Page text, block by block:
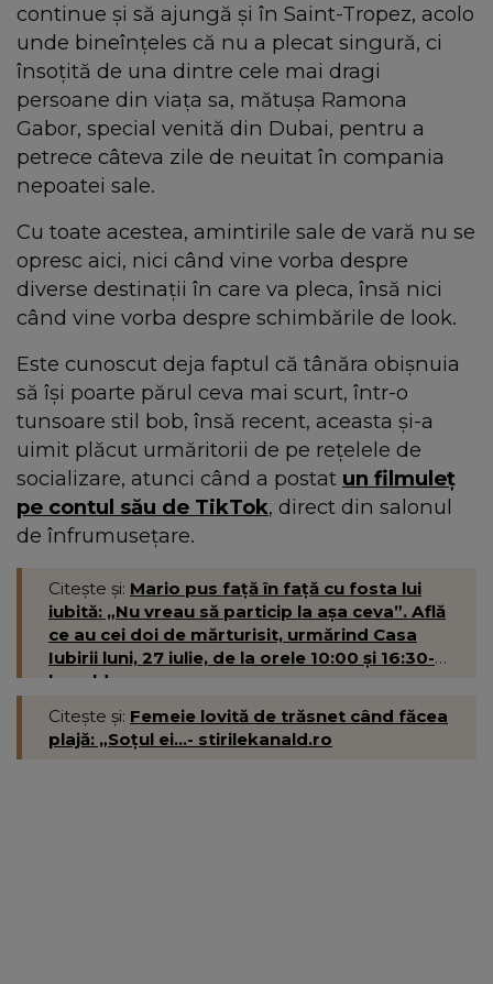
continue și să ajungă și în Saint-Tropez, acolo
unde bineînțeles că nu a plecat singură, ci
însoțită de una dintre cele mai dragi
persoane din viața sa, mătușa Ramona
Gabor, special venită din Dubai, pentru a
petrece câteva zile de neuitat în compania
nepoatei sale.
Cu toate acestea, amintirile sale de vară nu se
opresc aici, nici când vine vorba despre
diverse destinații în care va pleca, însă nici
când vine vorba despre schimbările de look.
Este cunoscut deja faptul că tânăra obișnuia
să își poarte părul ceva mai scurt, într-o
tunsoare stil bob, însă recent, aceasta și-a
uimit plăcut urmăritorii de pe rețelele de
socializare, atunci când a postat un filmuleț
pe contul său de TikTok, direct din salonul
de înfrumusețare.
Citește și: Mario pus față în față cu fosta lui
iubită: „Nu vreau să particip la așa ceva”. Află
ce au cei doi de mărturisit, urmărind Casa
Iubirii luni, 27 iulie, de la orele 10:00 și 16:30-
kanald.ro
Citește și: Femeie lovită de trăsnet când făcea
plajă: „Soțul ei...- stirilekanald.ro